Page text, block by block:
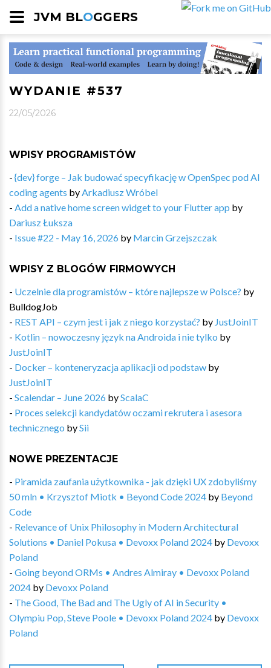
JVM BLOGGERS
WYDANIE #537
22/05/2026
WPISY PROGRAMISTÓW
- {dev} forge – Jak budować specyfikację w OpenSpec pod AI
coding agents by Arkadiusz Wróbel
- Add a native home screen widget to your Flutter app by
Dariusz Łuksza
- Issue #22 - May 16, 2026 by Marcin Grzejszczak
WPISY Z BLOGÓW FIRMOWYCH
- Uczelnie dla programistów – które najlepsze w Polsce? by
BulldogJob
- REST API – czym jest i jak z niego korzystać? by JustJoinIT
- Kotlin – nowoczesny język na Androida i nie tylko by
JustJoinIT
- Docker – konteneryzacja aplikacji od podstaw by
JustJoinIT
- Scalendar – June 2026 byScalaC
- Proces selekcji kandydatów oczami rekrutera i asesora
technicznego bySii
NOWE PREZENTACJE
- Piramida zaufania użytkownika - jak dzięki UX zdobyliśmy
50 mln • Krzysztof Miotk • Beyond Code 2024 by Beyond
Code
- Relevance of Unix Philosophy in Modern Architectural
Solutions • Daniel Pokusa • Devoxx Poland 2024 by Devoxx
Poland
- Going beyond ORMs • Andres Almiray • Devoxx Poland
2024 by Devoxx Poland
- The Good, The Bad and The Ugly of AI in Security •
Olympiu Pop, Steve Poole • Devoxx Poland 2024 by Devoxx
Poland